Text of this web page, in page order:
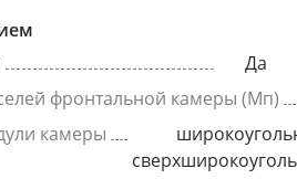
Да
фронтальной камеры (Мп)
камеры